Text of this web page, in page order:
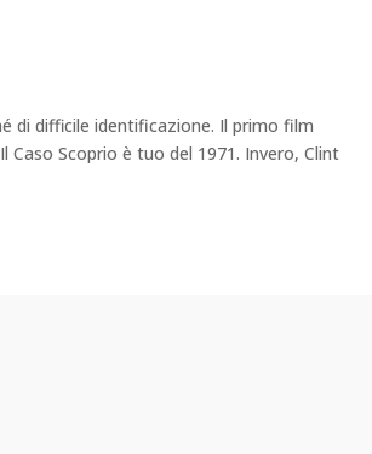
di difficile identificazione. Il primo film
Scoprio è tuo del 1971. Invero, Clint